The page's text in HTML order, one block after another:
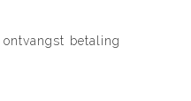
betaling